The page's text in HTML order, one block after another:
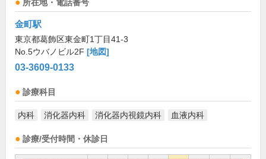
所在地・電話番号
金町駅
東京都葛飾区東金町1丁目41-3
No.5ウバノビル2F [地図]
03-3609-0133
診療科目
内科 消化器内科 消化器内視鏡内科 血液内科
診療/受付時間・休診日